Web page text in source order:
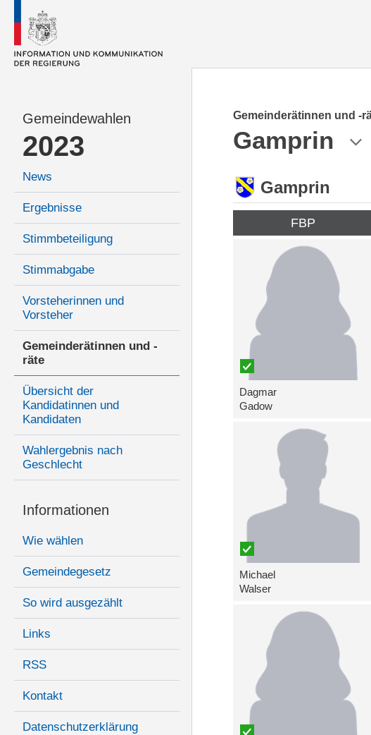
Gemeindewahlen
2023
News
Ergebnisse
Stimmbeteiligung
Stimmabgabe
Vorsteherinnen und
Vorsteher
Gemeinderätinnen und -
räte
Übersicht der
Kandidatinnen und
Kandidaten
Wahlergebnis nach
Geschlecht
Informationen
Wie wählen
Gemeindegesetz
So wird ausgezählt
Links
RSS
Kontakt
Datenschutzerklärung
Gemeinderätinnen und -
Gamprin
Gamprin
FBP
Dagmar
Gadow
Michael
Walser